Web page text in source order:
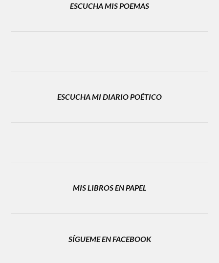
ESCUCHA MIS POEMAS
ESCUCHA MI DIARIO POÉTICO
MIS LIBROS EN PAPEL
SÍGUEME EN FACEBOOK